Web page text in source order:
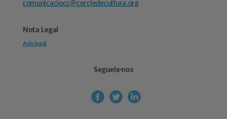
comunicaciocc@cercledecultura.org
Nota Legal
Avís legal
Segueix-nos